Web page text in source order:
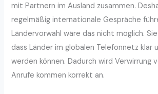
mit Partnern im Ausland zusammen.
regelmäßig internationale Gespräche
Ländervorwahl wäre das nicht möglich.
dass Länder im globalen Telefonnetz klar
werden können. Dadurch wird Verwirrung
Anrufe kommen korrekt an.